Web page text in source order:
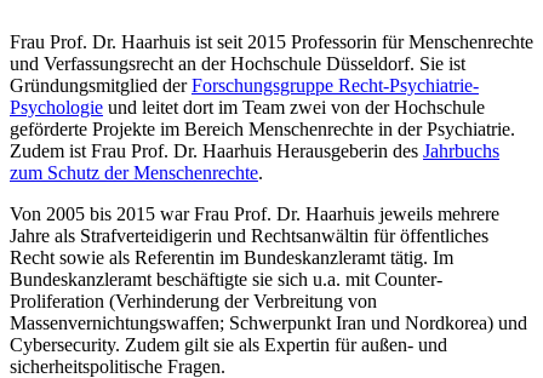
Frau Prof. Dr. Haarhuis ist seit 2015 Professorin für Menschenrechte
und Verfassungsrecht an der Hochschule Düsseldorf. Sie ist
Gründungsmitglied derForschungsgruppe Recht-Psychiatrie-
Psychologie und leitet dort im Team zwei von der Hochschule
geförderte Projekte im Bereich Menschenrechte in der Psychiatrie.
Zudem ist Frau Prof. Dr. Haarhuis Herausgeberin des Jahrbuchs
zum Schutz der Menschenrechte​.
Von 2005 bis 2015 war Frau Prof. Dr. Haarhuis jeweils mehrere
Jahre als Strafverteidigerin und Rechtsanwältin für öffentliches
Recht sowie als Referentin im Bundeskanzleramt tätig. Im
Bundeskanzleramt beschäftigte sie sich u.a. mit Counter-
Proliferation (Verhinderung der Verbreitung von
Massenvernichtungswaffen; Schwerpunkt Iran und Nordkorea) und
Cybersecurity. Zudem gilt sie als Expertin für außen- und
sicherheitspolitische Fragen.